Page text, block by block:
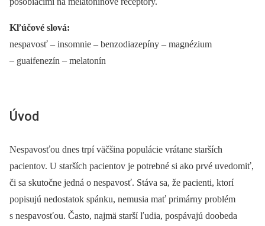
Kľúčové slová:
nespavosť –⁠ insomnie –⁠ benzodiazepíny –⁠ magnézium
–⁠ guaifenezín –⁠ melatonín
Úvod
Nespavosťou dnes trpí väčšina populácie vrátane starších
pacientov. U starších pacientov je potrebné si ako prvé uvedomiť,
či sa skutočne jedná o nespavosť. Stáva sa, že pacienti, ktorí
popisujú nedostatok spánku, nemusia mať primárny problém
s nespavosťou. Často, najmä starší ľudia, pospávajú doobeda